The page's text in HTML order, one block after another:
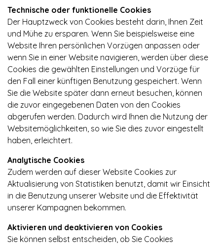
Technische oder funktionelle Cookies
Der Hauptzweck von Cookies besteht darin, Ihnen Zeit
und Mühe zu ersparen. Wenn Sie beispielsweise eine
Website Ihren persönlichen Vorzügen anpassen oder
wenn Sie in einer Website navigieren, werden über diese
Cookies die gewählten Einstellungen und Vorzüge für
den Fall einer künftigen Benutzung gespeichert. Wenn
Sie die Website später dann erneut besuchen, können
die zuvor eingegebenen Daten von den Cookies
abgerufen werden. Dadurch wird Ihnen die Nutzung der
Websitemöglichkeiten, so wie Sie dies zuvor eingestellt
haben, erleichtert.
Analytische Cookies
Zudem werden auf dieser Website Cookies zur
Aktualisierung von Statistiken benutzt, damit wir Einsicht
in die Benutzung unserer Website und die Effektivität
unserer Kampagnen bekommen.
Aktivieren und deaktivieren von Cookies
Sie können selbst entscheiden, ob Sie Cookies